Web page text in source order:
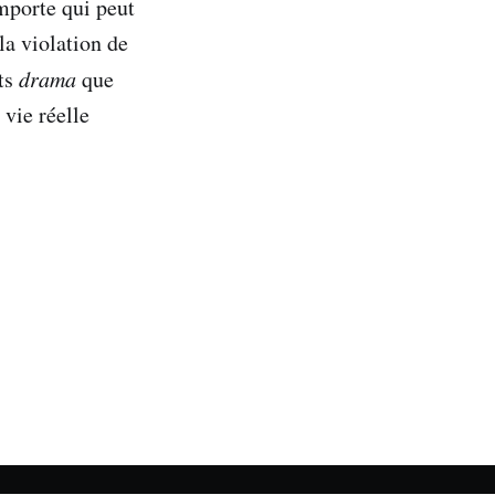
qui peut
violation de
dramaque
vie réelle